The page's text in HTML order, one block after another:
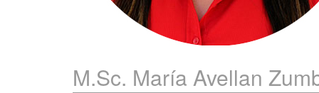
M.Sc. María Avellan